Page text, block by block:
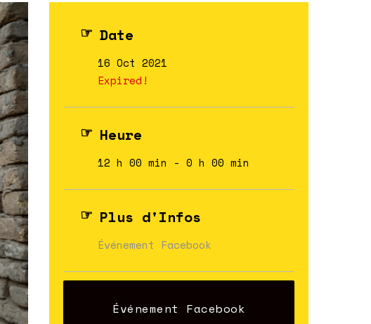
Date
16 Oct 2021
Expired!
Heure
12 h 00 min - 0 h 00 min
Plus d'Infos
Événement Facebook
Événement Facebook